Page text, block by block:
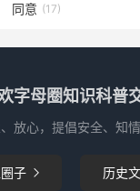
同意 (17)
字母圈知识科普
放心，提倡安全、知
子  历史